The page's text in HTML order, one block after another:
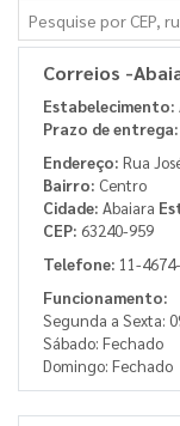
Correios -
Estabelecimento:
Prazo de entrega:
Endereço: Rua
Bairro: Centro
Cidade: Abaiara
CEP: 63240-959
Telefone: 11-
Funcionamento:
Segunda a Sexta:
Sábado: Fechado
Domingo: Fechado